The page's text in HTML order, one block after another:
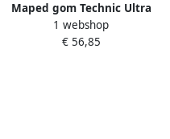
Maped gom Technic Ultra
ophangbare dispenserdoos met
50 stuks
1 webshop
€ 56,85